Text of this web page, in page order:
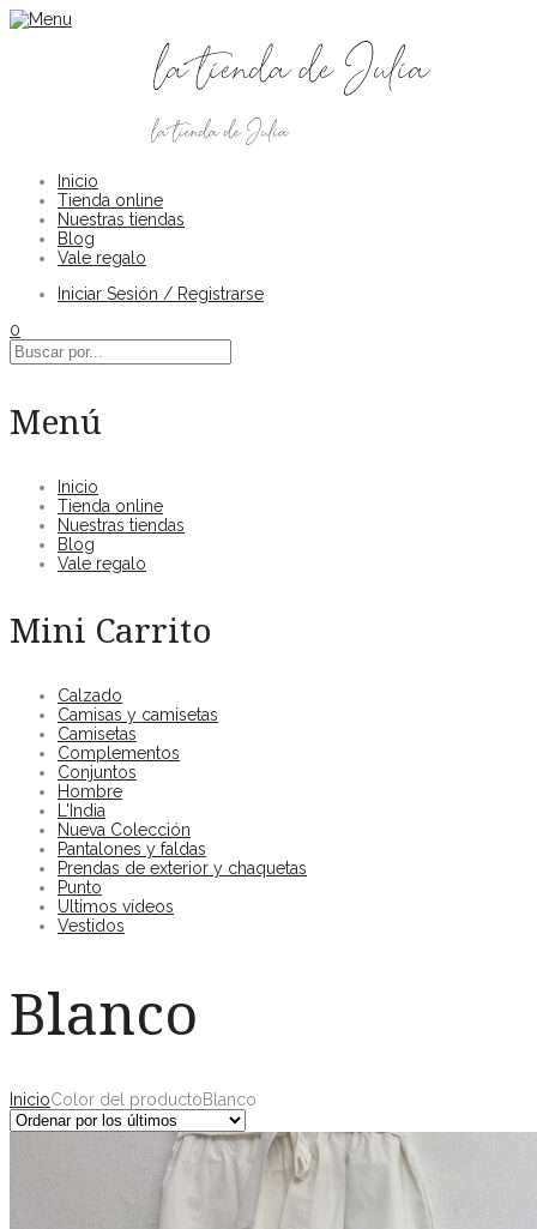
Inicio
Tienda online
Nuestras tiendas
Blog
Vale regalo
Iniciar Sesión / Registrarse
0
Menú
Inicio
Tienda online
Nuestras tiendas
Blog
Vale regalo
Mini Carrito
Calzado
Camisas y camisetas
Camisetas
Complementos
Conjuntos
Hombre
L'India
Nueva Colección
Pantalones y faldas
Prendas de exterior y chaquetas
Punto
Ultimos vídeos
Vestidos
Blanco
InicioColor del productoBlanco